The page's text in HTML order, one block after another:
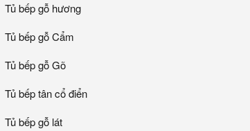
Tủ bếp gỗ hương
Tủ bếp gỗ Cẩm
Tủ bếp gỗ Gõ
Tủ bếp tân cổ điển
Tủ bếp gỗ lát